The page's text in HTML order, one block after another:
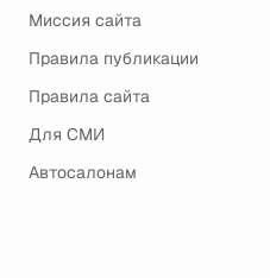
Миссия сайта
Правила публикации
Правила сайта
Для СМИ
Автосалонам